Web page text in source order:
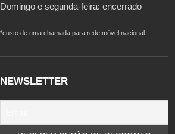
Domingo e segunda-feira: encerrado
*custo de uma chamada para rede móvel nacional
NEWSLETTER